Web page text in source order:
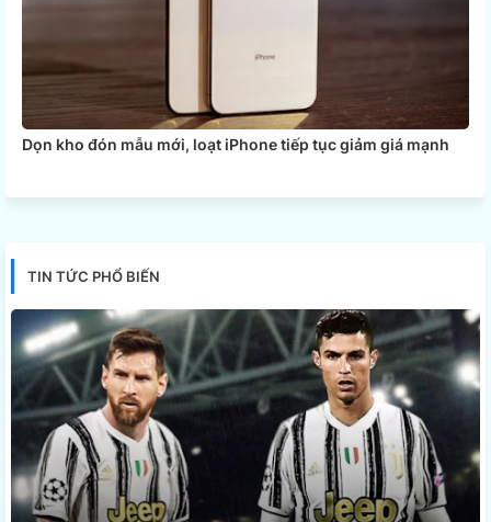
Dọn kho đón mẫu mới, loạt iPhone tiếp tục giảm giá mạnh
TIN TỨC PHỔ BIẾN